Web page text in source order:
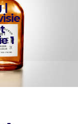
|
1